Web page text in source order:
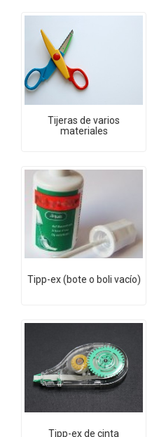
Tijeras de varios
materiales
Tipp-ex (bote o boli vacío)
Tipp-ex de cinta